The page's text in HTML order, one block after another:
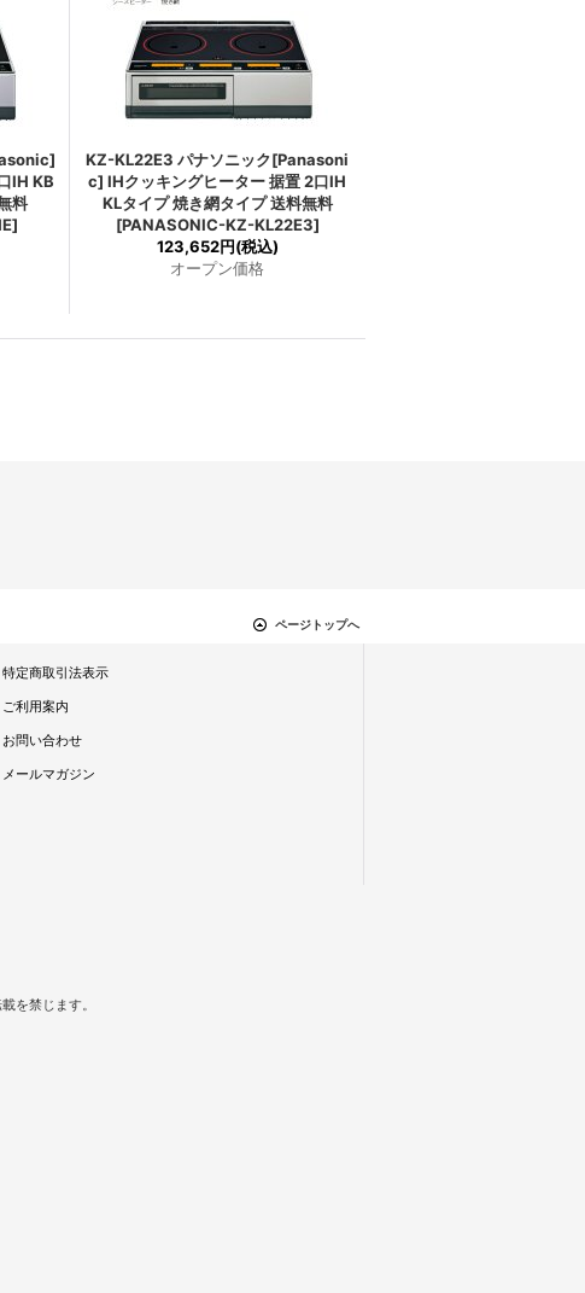
IH KB
料
]
KZ-KL22E3 パナソニック[Panasoni
c] IHクッキングヒーター 据置 2口IH
KLタイプ 焼き網タイプ 送料無料
[PANASONIC-KZ-KL22E3]
123,652円(税込)
オープン価格
ページトップへ
特定商取引法表示
ご利用案内
お問い合わせ
メールマガジン
を禁じます。